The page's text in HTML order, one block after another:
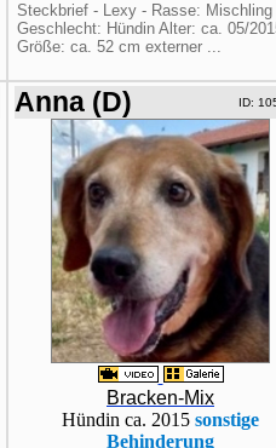
Steckbrief - Lexy - Rasse: Mischling
Geschlecht: Hündin Alter: ca. 05/
Größe: ca. 52 cm externer ...
Anna (D) ID:
Bracken-Mix
Hündin ca. 2015 sonstige
Behinderung